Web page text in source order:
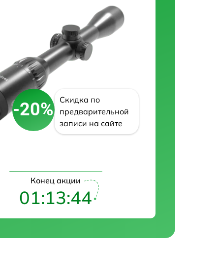
-20%
Скидка по
предварительной
записи на сайте
Конец акции
01:13:43